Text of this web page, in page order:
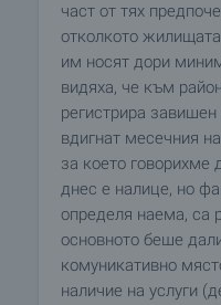
част от тях
отколкото
им носят дори
видяха, че към
регистрира
вдигнат месечния
за което говорихме
днес е налице, но
определя наема, са
основното беше
комуникативно
наличие на услуги